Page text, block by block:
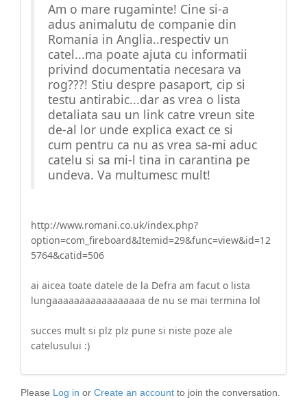
Am o mare rugaminte! Cine si-a
adus animalutu de companie din
Romania in Anglia..respectiv un
catel...ma poate ajuta cu informatii
privind documentatia necesara va
rog???! Stiu despre pasaport, cip si
testu antirabic...dar as vrea o lista
detaliata sau un link catre vreun site
de-al lor unde explica exact ce si
cum pentru ca nu as vrea sa-mi aduc
catelu si sa mi-l tina in carantina pe
undeva. Va multumesc mult!
http://www.romani.co.uk/index.php?
option=com_fireboard&Itemid=29&func=view&id=12
5764&catid=506
ai aicea toate datele de la Defra am facut o lista
lungaaaaaaaaaaaaaaaaa de nu se mai termina lol
succes mult si plz plz pune si niste poze ale
catelusului :)
Please Log in or Create an account to join the conversation.